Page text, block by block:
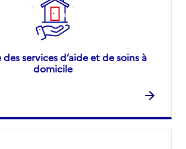
services d’aide et de soins à
domicile